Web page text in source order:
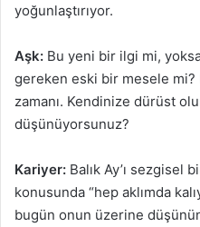
yoğunlaştırıyor.
Aşk: Bu yeni bir ilgi mi,
gereken eski bir mesele
zamanı. Kendinize dürüst
düşünüyorsunuz?
Kariyer: Balık Ay’ı sezgisel
konusunda “hep aklımda
bugün onun üzerine